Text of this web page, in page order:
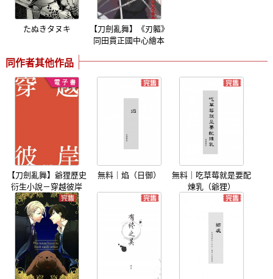
たぬきタヌキ
【刀劍亂舞】《刃軀》
同田貫正國中心繪本
同作者其他作品
【刀劍亂舞】爺狸歷史
衍生小說－穿越彼岸
無料｜焰（日御）
無料｜吃草莓就是要配
煉乳（爺狸）